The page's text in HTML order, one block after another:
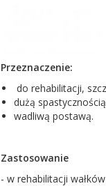
Przeznaczenie:
do rehabilitacji,
dużą
wadliwą postawą.
Zastosowanie
- w rehabilitacji